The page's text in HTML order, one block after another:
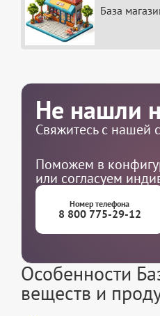
База
Не нашли
Свяжитесь с нашей
Поможем в
или согласуем
Номер телефона
8 800 775-29-12
Особенности
веществ и